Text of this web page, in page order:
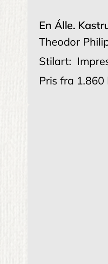
En Álle.
Theodor
Stilart:
Pris fra 1.860